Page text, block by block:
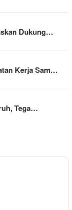
Dukung…
Kerja Sam…
Tega…